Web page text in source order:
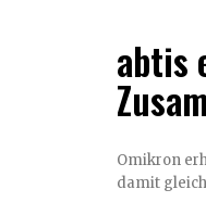
abtis
Omikron